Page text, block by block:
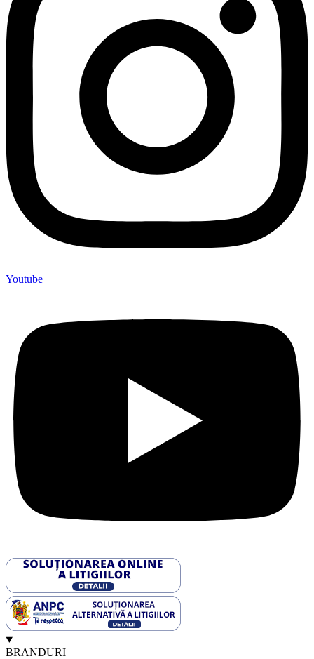
Youtube
BRANDURI